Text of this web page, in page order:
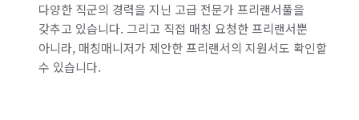
다양한 직군의 경력을 지닌 고급 전문가 프리랜서풀을
갖추고 있습니다. 그리고 직접 매칭 요청한 프리랜서뿐
아니라, 매칭매니저가 제안한 프리랜서의 지원서도 확인할
수 있습니다.